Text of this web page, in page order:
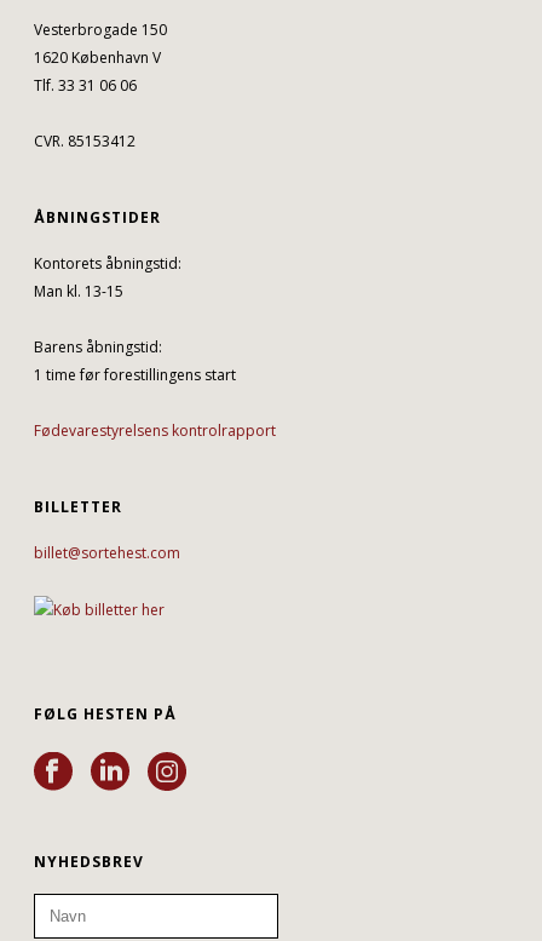
Vesterbrogade 150
1620 København V
Tlf. 33 31 06 06
CVR. 85153412
ÅBNINGSTIDER
Kontorets åbningstid:
Man kl. 13-15
Barens åbningstid:
1 time før forestillingens start
Fødevarestyrelsens kontrolrapport
BILLETTER
billet@sortehest.com
FØLG HESTEN PÅ
NYHEDSBREV